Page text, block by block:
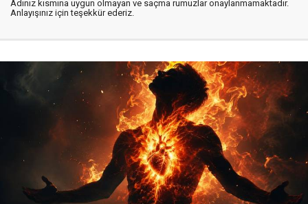
Adınız kısmına uygun olmayan ve saçma rumuzlar onaylanmamaktadır.
Anlayışınız için teşekkür ederiz.